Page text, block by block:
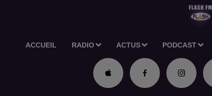
ACCUEIL RADIO ACTUS PODCAST